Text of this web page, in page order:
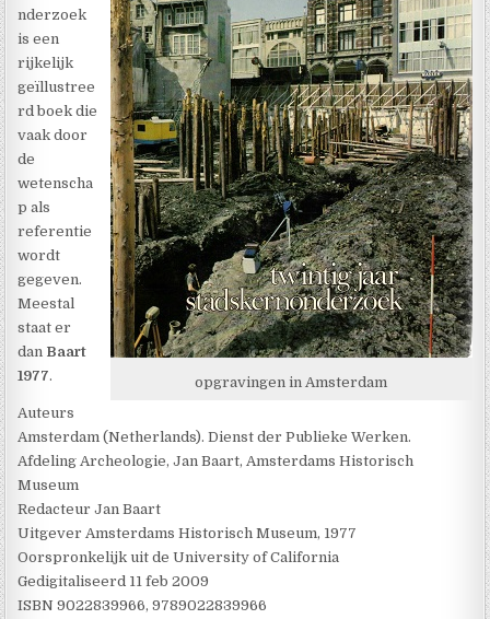
opgravingen in Amsterdam
nderzoek
is een
rijkelijk
geïllustree
rd boek die
vaak door
de
wetenscha
p als
referentie
wordt
gegeven.
Meestal
staat er
dan Baart
1977.
Auteurs
Amsterdam (Netherlands). Dienst der Publieke Werken.
Afdeling Archeologie, Jan Baart, Amsterdams Historisch
Museum
Redacteur Jan Baart
Uitgever Amsterdams Historisch Museum, 1977
Oorspronkelijk uit de University of California
Gedigitaliseerd 11 feb 2009
ISBN 9022839966, 9789022839966